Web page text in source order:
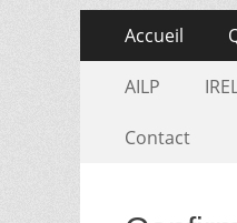
Menu
primaire
contenu
Accueil
Menu
contenu
AILP
Contact